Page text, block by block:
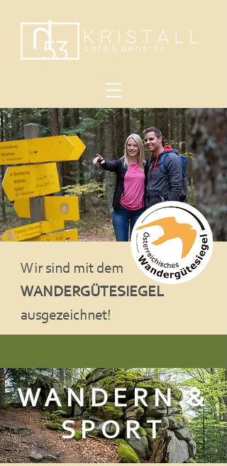
Wir sind mit dem
WANDERGÜTESIEGEL
ausgezeichnet!
WANDERN &
SPORT